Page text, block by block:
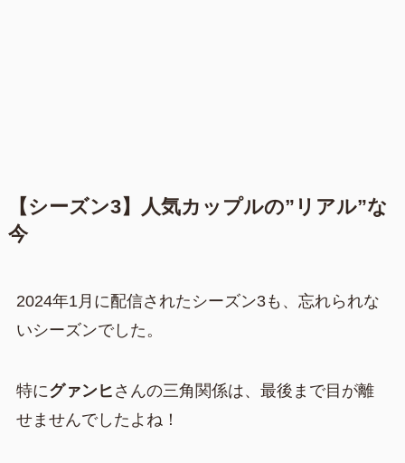
【シーズン3】人気カップルの”リアル”な
今
2024年1月に配信されたシーズン3も、忘れられな
いシーズンでした。
特にグァンヒ さんの三角関係は、最後まで目が離
せませんでしたよね！